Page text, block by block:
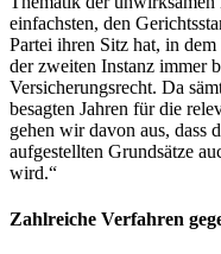
einfachsten, den
Partei ihren Sitz hat, in
der zweiten Instanz immer
Versicherungsrecht. Da
besagten Jahren für die
gehen wir davon aus, dass
aufgestellten Grundsätze
wird.“
Zahlreiche Verfahren